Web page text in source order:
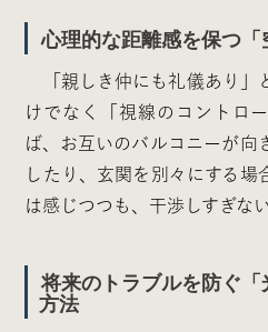
心理的な距離感を保つ
「親しき仲にも礼儀あり」
けでなく「視線のコントロ
ば、お互いのバルコニーが向
したり、玄関を別々にする場
は感じつつも、干渉しすぎな
将来のトラブルを防ぐ
方法